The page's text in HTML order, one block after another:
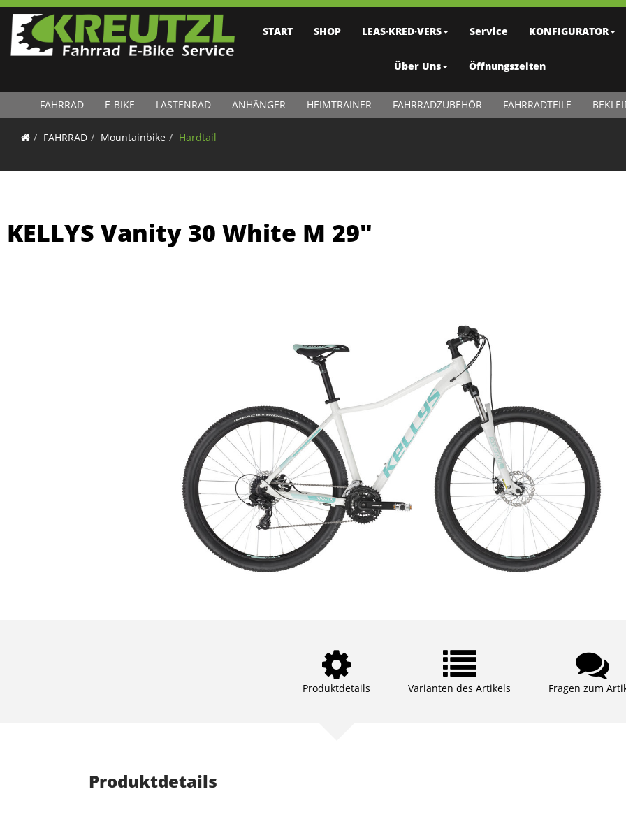
START SHOP LEAS·KRED·VERS Service KONFIGURATOR
Über Uns Öffnungszeiten
FAHRRAD E-BIKE LASTENRAD ANHÄNGER HEIMTRAINER FAHRRADZUBEHÖR FAHRRADTEILE
FAHRRAD Mountainbike Hardtail
KELLYS Vanity 30 White M 29"
Produktdetails Varianten des Artikels Fragen zum
Produktdetails